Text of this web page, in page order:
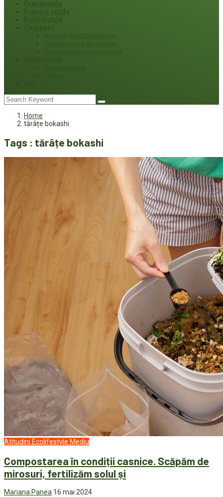
Home
tărâțe bokashi
Tags : tărâțe bokashi
Atitudini Ecolifestyle Mediu
Compostarea în condiții casnice. Scăpăm de
mirosuri, fertilizăm solul și
Mariana Panea 16 mai 2024